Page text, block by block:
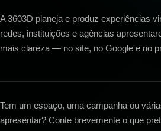
A 3603D planeja e produz experiências
redes, instituições e agências
mais clareza — no site, no Google e no
Tem um espaço, uma campanha ou
apresentar? Conte brevemente o que